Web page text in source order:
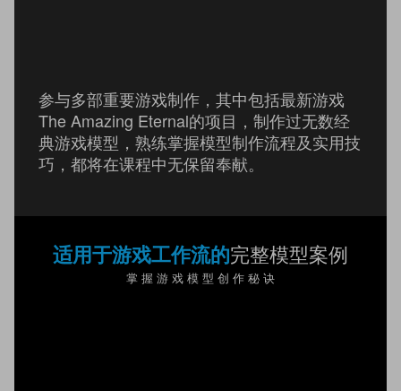
参与多部重要游戏制作，其中包括最新游戏
The Amazing Eternal的项目，制作过无数经
典游戏模型，熟练掌握模型制作流程及实用技
巧，都将在课程中无保留奉献。
适用于游戏工作流的完整模型案例
掌 握 游 戏 模 型 创 作 秘 诀